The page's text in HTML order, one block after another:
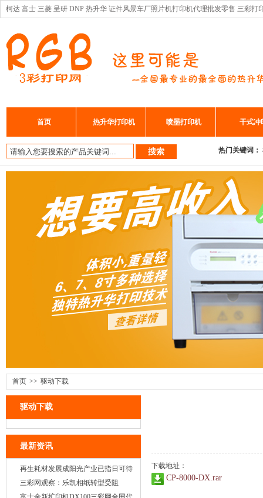
柯达 富士 三菱 呈研 DNP 热升华 证件风景车厂照片机打印机代理批发零售 三彩打
首页 热升华打印机 喷墨打印机 干式冲
搜索 热门关键词：
首页 >> 驱动下载
驱动下载
最新资讯
再生耗材发展成阳光产业已指日可待
三彩网观察：乐凯相纸转型受阻
下载地址：
CP-8000-DX.rar